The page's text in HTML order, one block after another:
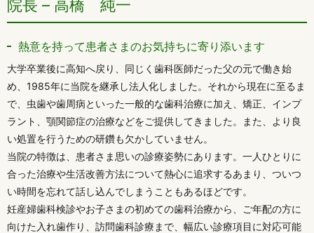
院長 – 高橋 純一
熱意を持って患者さまのお気持ちに寄り添います
大学卒業後に高知へ戻り、同じく歯科医師だった父の元で働き始
め、1985年に当院を継承し法人化しました。それから現在に至るま
で、虫歯や歯周病といった一般的な歯科治療に加え、矯正、インプ
ラント、顎関節症の治療などをご提供してきました。また、より良
い処置を行うための研鑽も欠かしていません。
当院の特徴は、患者さま思いの診療姿勢にあります。一人ひとりに
合った治療や生活改善方法について熱心に追求するあまり、ついつ
い時間を忘れて話し込んでしまうこともあるほどです。
妊産婦歯科検診やお子さまの初めての歯科治療から、ご年配の方に
向けた入れ歯作り、訪問歯科診療まで、幅広い診療項目に対応可能